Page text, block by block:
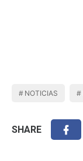
NOTICIAS
SHARE